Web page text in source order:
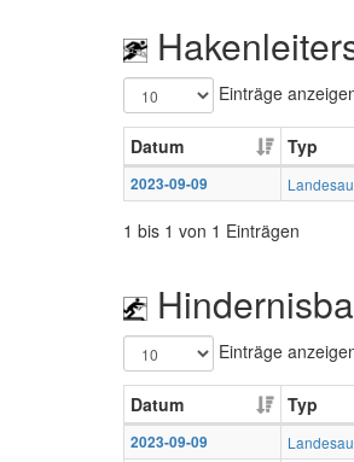
Einträge
Datum Typ
2023-09-09
1 bis 1 von 1 Einträgen
Einträge
Datum Typ
2023-09-09